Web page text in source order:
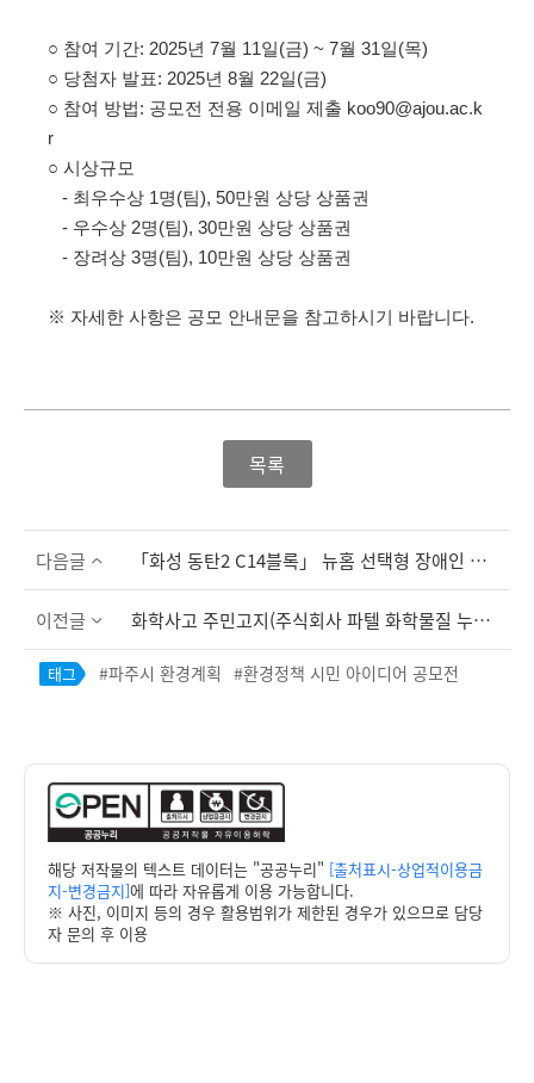
○ 참여 기간: 2025년 7월 11일(금) ~ 7월 31일(목)
○ 당첨자 발표: 2025년 8월 22일(금)
○ 참여 방법: 공모전 전용 이메일 제출 koo90@ajou.ac.k
r
○ 시상규모
- 최우수상 1명(팀), 50만원 상당 상품권
- 우수상 2명(팀), 30만원 상당 상품권
- 장려상 3명(팀), 10만원 상당 상품권
※ 자세한 사항은 공모 안내문을 참고하시기 바랍니다.
목록
다음글 「화성 동탄2 C14블록」 뉴홈 선택형 장애인 특별공급 안내
이전글 화학사고 주민고지(주식회사 파텔 화학물질 누출사고)
태그 파주시 환경계획 환경정책 시민 아이디어 공모전
해당 저작물의 텍스트 데이터는 "공공누리" [출처표시-상업적이용금
지-변경금지]에 따라 자유롭게 이용 가능합니다.
※ 사진, 이미지 등의 경우 활용범위가 제한된 경우가 있으므로 담당
자 문의 후 이용